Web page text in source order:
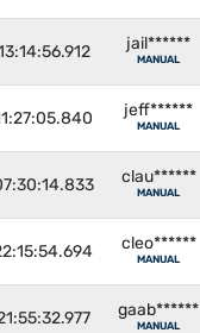
jail******
MANUAL
jeff******
MANUAL
clau******
MANUAL
cleo******
MANUAL
gaab******
MANUAL